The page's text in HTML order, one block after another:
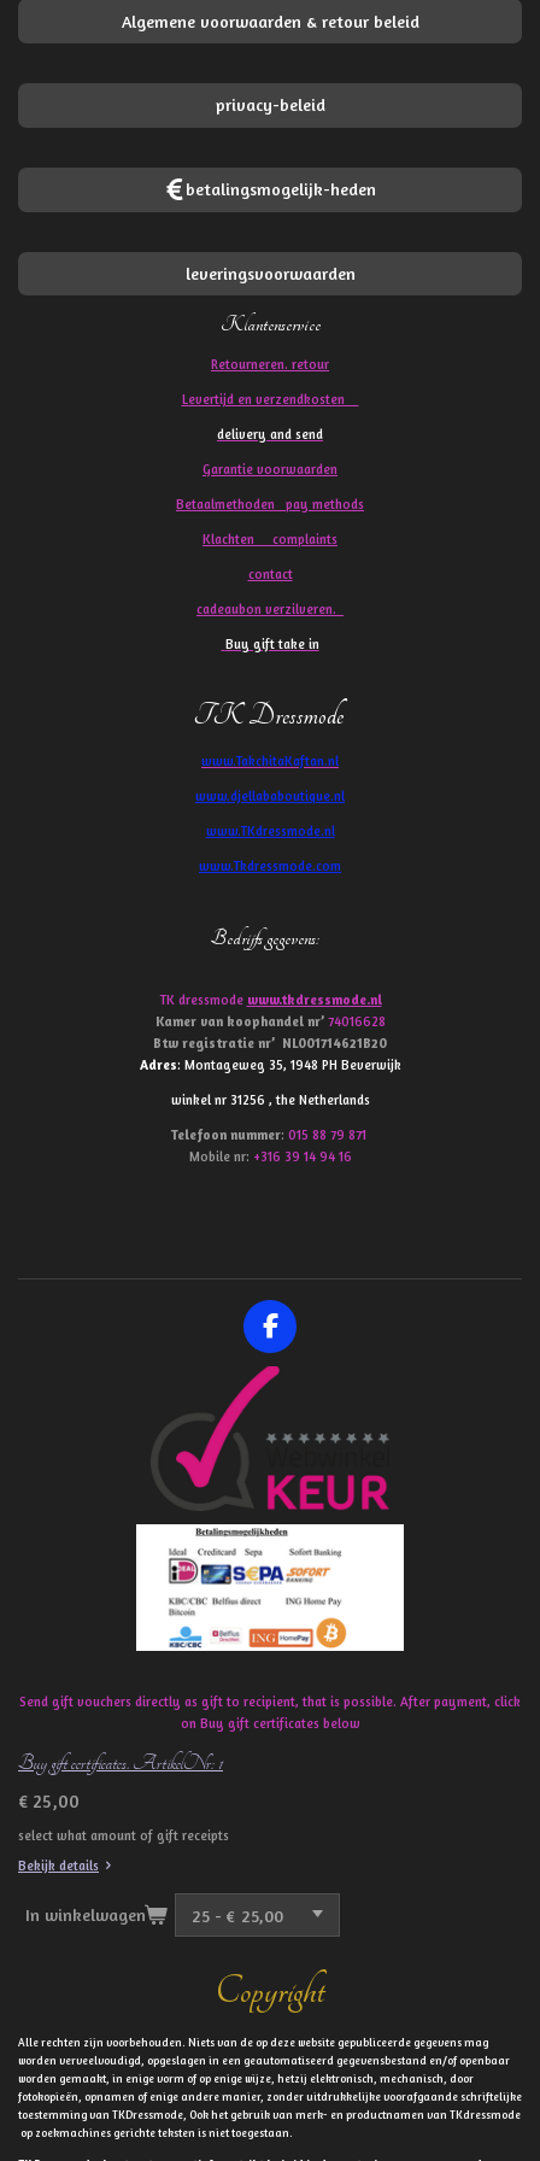
Algemene voorwaarden & retour beleid
privacy-beleid
betalingsmogelijk-heden
leveringsvoorwaarden
Klantenservice
Retourneren. retour
Levertijd en verzendkosten
delivery and send
Garantie voorwaarden
Betaalmethoden pay methods
Klachten complaints
contact
cadeaubon verzilveren.
Buy gift take in
TK Dressmode
www.TakchitaKaftan.nl
www.djellababoutique.nl
www.TKdressmode.nl
www.Tkdressmode.com
Bedrijfs gegevens:
TK dressmode www.tkdressmode.nl
Kamer van koophandel nr’ 74016628
Btw registratie nr’ NL001714621B20
Adres: Montageweg 35, 1948 PH Beverwijk
winkel nr 31256 , the Netherlands
Telefoon nummer: 015 88 79 871
Mobile nr: +316 39 14 94 16
F
a
c
b
o
k
Send gift vouchers directly as gift to recipient, that is possible. After payment, click
on Buy gift certificates below
Buy gift certificates. ArtikelNr: 1
€ 25,00
select what amount of gift receipts
Bekijk details
In winkelwagen
Copyright
Alle rechten zijn voorbehouden. Niets van de op deze website gepubliceerde gegevens mag
worden verveelvoudigd, opgeslagen in een geautomatiseerd gegevensbestand en/of openbaar
worden gemaakt, in enige vorm of op enige wijze, hetzij elektronisch, mechanisch, door
fotokopieën, opnamen of enige andere manier, zonder uitdrukkelijke voorafgaande schriftelijke
toestemming van TKDressmode, Ook het gebruik van merk- en productnamen van TKdressmode
op zoekmachines gerichte teksten is niet toegestaan.